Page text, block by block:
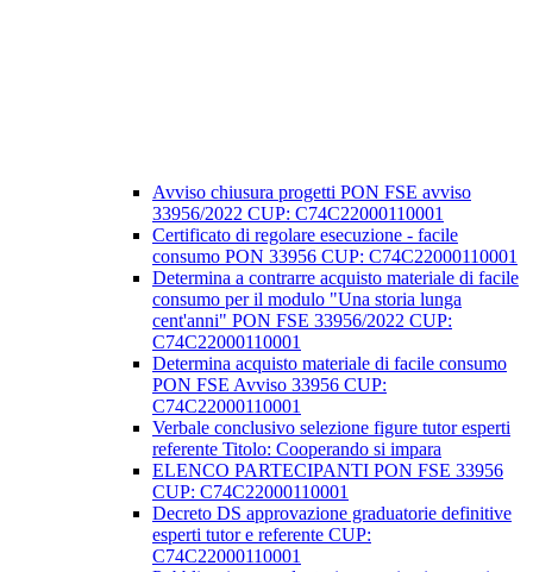
Avviso chiusura progetti PON FSE avviso
33956/2022 CUP: C74C22000110001
Certificato di regolare esecuzione - facile
consumo PON 33956 CUP: C74C22000110001
Determina a contrarre acquisto materiale di facile
consumo per il modulo "Una storia lunga
cent'anni" PON FSE 33956/2022 CUP:
C74C22000110001
Determina acquisto materiale di facile consumo
PON FSE Avviso 33956 CUP:
C74C22000110001
Verbale conclusivo selezione figure tutor esperti
referente Titolo: Cooperando si impara
ELENCO PARTECIPANTI PON FSE 33956
CUP: C74C22000110001
Decreto DS approvazione graduatorie definitive
esperti tutor e referente CUP:
C74C22000110001